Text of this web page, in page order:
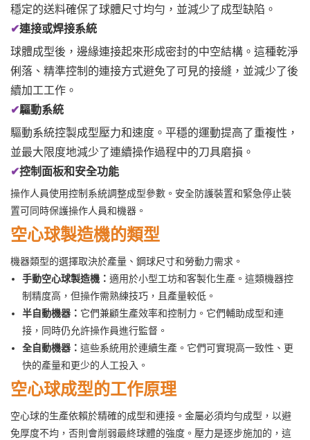
穩定的送料確保了球體尺寸均勻，並減少了成型缺陷。
✔連接或焊接系統
球體成型後，邊緣連接起來形成密封的中空結構。這種乾淨
俐落、精準控制的連接方式避免了可見的接縫，並減少了後
續加工工作。
✔驅動系統
驅動系統控製成型壓力和速度。平穩的運動提高了重複性，
並最大限度地減少了連續操作過程中的刀具磨損。
✔控制面板和安全功能
操作人員使用控制系統調整成型參數。安全防護裝置和緊急停止裝
置可同時保護操作人員和機器。
空心球製造機的類型
機器類型的選擇取決於產量、鋼球尺寸和勞動力需求。
手動空心球製造機： 適用於小型工坊和客製化生產。這類機器控
制精度高，但操作需熟練技巧，且產量較低。
半自動機器： 它們兼顧生產效率和控制力。它們輔助成型和連
接，同時仍允許操作員進行監督。
全自動機器： 這些系統用於連續生產。它們可實現高一致性、更
快的產量和更少的人工投入。
空心球成型的工作原理
空心球的生產依賴於精確的成型和連接。金屬必須均勻成型，以避
免厚度不均，否則會削弱最終球體的強度。壓力是逐步施加的，這